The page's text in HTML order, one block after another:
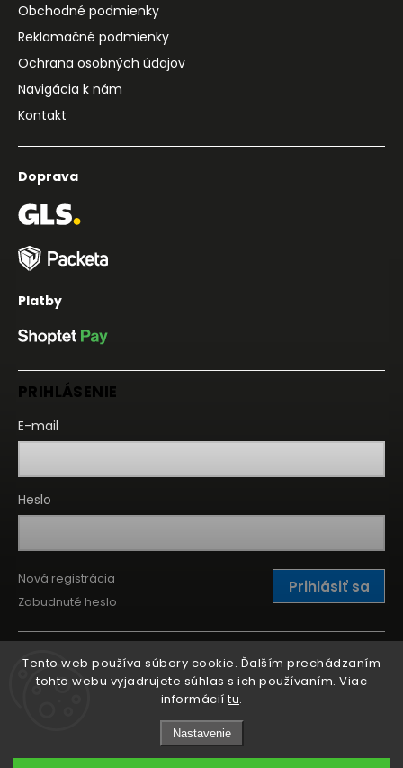
Tento web používa súbory cookie. Ďalším prechádzaním
tohto webu vyjadrujete súhlas s ich používaním. Viac
informácií tu.
Nastavenie
Obchodné podmienky
Reklamačné podmienky
Ochrana osobných údajov
Navigácia k nám
Kontakt
Doprava
Platby
PRIHLÁSENIE
E-mail
Heslo
Prihlásiť sa
Nová registrácia
Zabudnuté heslo